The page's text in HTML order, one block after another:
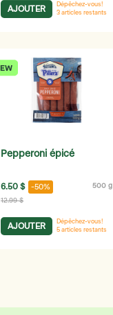
AJOUTER
Dépêchez-vous!
3 articles restants
Pepperoni épicé
6.50 $ -50% 500 g
12.99 $
AJOUTER
Dépêchez-vous!
5 articles restants